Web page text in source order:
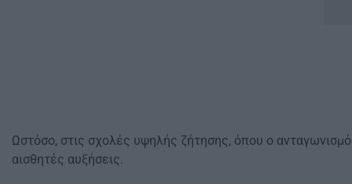
Ωστόσο, στις σχολές υψηλής ζήτησης, όπου ο
αισθητές αυξήσεις.